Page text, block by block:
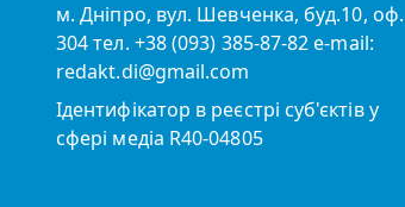
м. Дніпро, вул. Шевченка, буд.10, оф.
304 тел. +38 (093) 385-87-82 e-mail:
redakt.di@gmail.com
Ідентифікатор в реєстрі суб'єктів у
сфері медіа R40-04805